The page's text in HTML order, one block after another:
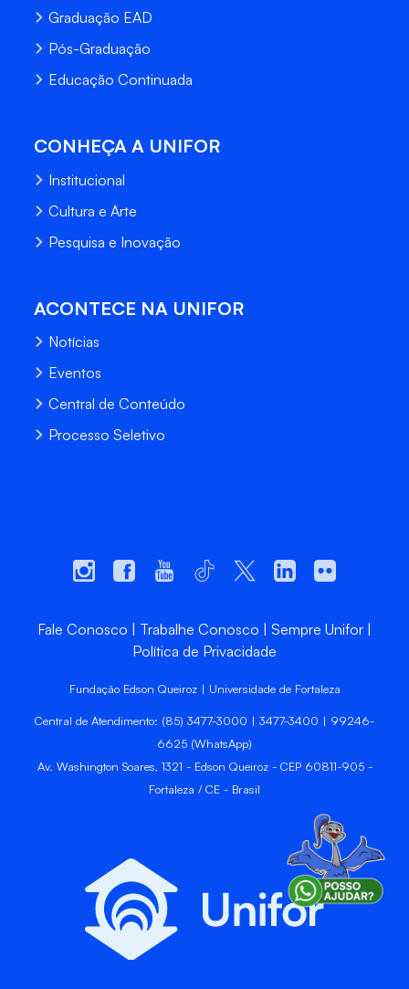
Graduação EAD
Pós-Graduação
Educação Continuada
CONHEÇA A UNIFOR
Institucional
Cultura e Arte
Pesquisa e Inovação
ACONTECE NA UNIFOR
Notícias
Eventos
Central de Conteúdo
Processo Seletivo
Fale Conosco Trabalhe Conosco
Sempre Unifor
Política de Privacidade
Fundação Edson Queiroz | Universidade de Fortaleza
Central de Atendimento: (85) 3477-3000 | 3477-3400 | 99246-
6625 (WhatsApp)
Av. Washington Soares, 1321 - Edson Queiroz - CEP 60811-905 -
Fortaleza / CE - Brasil